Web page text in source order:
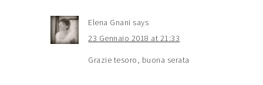
Elena Gnani says
23 Gennaio 2018 at 21:33
Grazie tesoro, buona serata